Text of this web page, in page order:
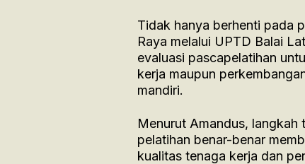
Tidak hanya berhenti pada
Raya melalui UPTD Balai
evaluasi pascapelatihan
kerja maupun
mandiri.
Menurut Amandus,
pelatihan benar-benar
kualitas tenaga kerja dan